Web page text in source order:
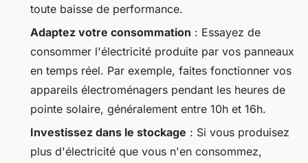
toute baisse de performance.
Adaptez votre consommation : Essayez de
consommer l'électricité produite par vos panneaux
en temps réel. Par exemple, faites fonctionner vos
appareils électroménagers pendant les heures de
pointe solaire, généralement entre 10h et 16h.
Investissez dans le stockage : Si vous produisez
plus d'électricité que vous n'en consommez,